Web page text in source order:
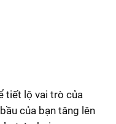
tiết lộ vai trò của
của bạn tăng lên